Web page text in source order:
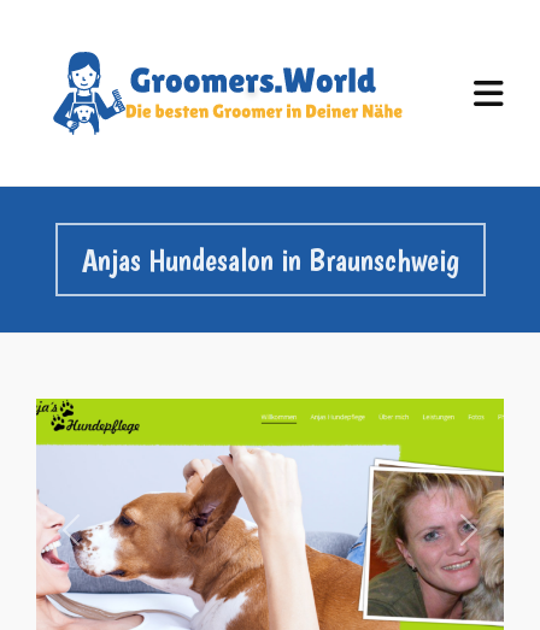
Anjas Hundesalon in Braunschweig
Vorheriges